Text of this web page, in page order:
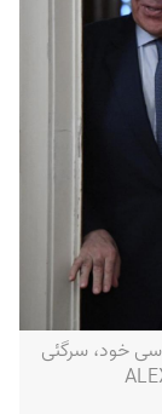
خود، سرگئی